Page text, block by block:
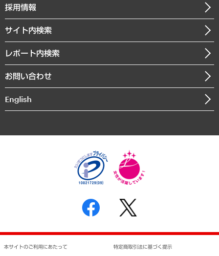
経済・産業・雇用・労働
まちづくり・観光・交通・スポーツ・スマートシティ
自然資源・農林水産業・食料システム
経営用語集
受託・受注実績（官公庁関連）
メディア掲載・出演
会社概要
沿革
組織図・本部部室紹介
インドネシア現地法人
個人情報保護方針
反社会的勢力に対する基本方針
書面による個人情報の開示等の請求の手続きについて
ニュースリリース
お知らせ
採用情報
サイト内検索
レポート内検索
お問い合わせ
English
本サイトのご利用にあたって 特定商取引法に基づく提示